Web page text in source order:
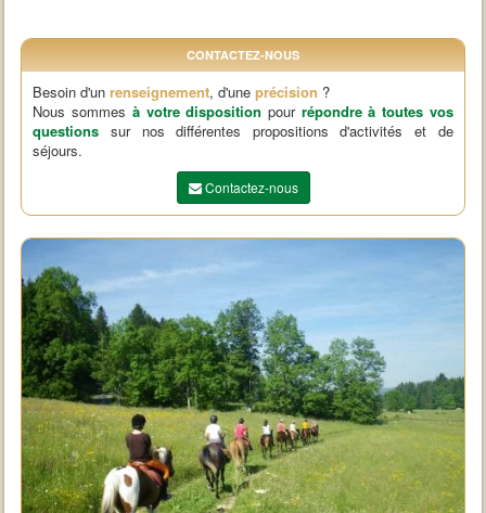
CONTACTEZ-NOUS
Besoin d'unrenseignement, d'uneprécision ?
Nous sommes à votre disposition pour répondre à toutes vos
questions sur nos différentes propositions d'activités et de
séjours.
Contactez-nous